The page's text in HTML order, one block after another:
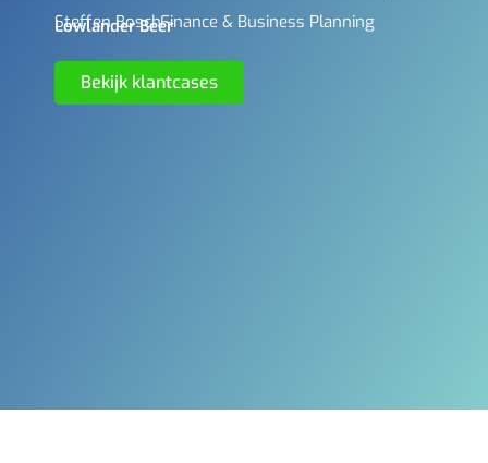
Steffen Bosch -Finance & Business Planning
Lowlander Beer
Bekijk klantcases